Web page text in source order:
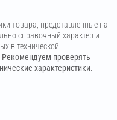
товара, представленные на
справочный характер и
в технической
Рекомендуем проверять
характеристики.